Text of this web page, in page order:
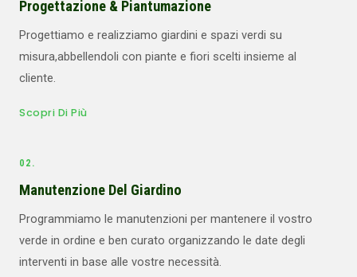
Progettazione & Piantumazione
Progettiamo e realizziamo giardini e spazi verdi su
misura,abbellendoli con piante e fiori scelti insieme al
cliente.
Scopri Di Più
02.
Manutenzione Del Giardino
Programmiamo le manutenzioni per mantenere il vostro
verde in ordine e ben curato organizzando le date degli
interventi in base alle vostre necessità.